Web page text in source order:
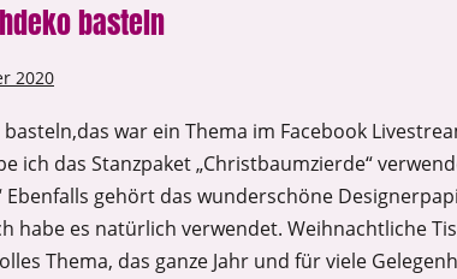
basteln
2020
war ein Thema im Facebook
ich das Stanzpaket „Christbaumzierde“
Ebenfalls gehört das wunderschöne
habe es natürlich verwendet. Weihnachtliche
Thema, das ganze Jahr und für viele